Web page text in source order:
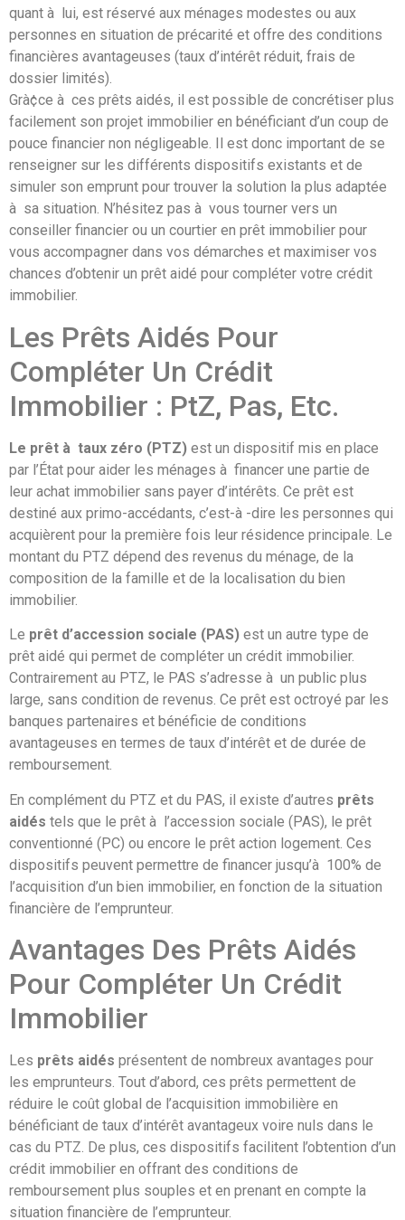
quant à lui, est réservé aux ménages modestes ou aux
personnes en situation de précarité et offre des conditions
financières avantageuses (taux d’intérêt réduit, frais de
dossier limités).
Grà¢ce à ces prêts aidés, il est possible de concrétiser plus
facilement son projet immobilier en bénéficiant d’un coup de
pouce financier non négligeable. Il est donc important de se
renseigner sur les différents dispositifs existants et de
simuler son emprunt pour trouver la solution la plus adaptée
à sa situation. N’hésitez pas à vous tourner vers un
conseiller financier ou un courtier en prêt immobilier pour
vous accompagner dans vos démarches et maximiser vos
chances d’obtenir un prêt aidé pour compléter votre crédit
immobilier.
Les Prêts Aidés Pour
Compléter Un Crédit
Immobilier : PtZ, Pas, Etc.
Le prêt à taux zéro (PTZ) est un dispositif mis en place
par l’État pour aider les ménages à financer une partie de
leur achat immobilier sans payer d’intérêts. Ce prêt est
destiné aux primo-accédants, c’est-à -dire les personnes qui
acquièrent pour la première fois leur résidence principale. Le
montant du PTZ dépend des revenus du ménage, de la
composition de la famille et de la localisation du bien
immobilier.
Le prêt d’accession sociale (PAS) est un autre type de
prêt aidé qui permet de compléter un crédit immobilier.
Contrairement au PTZ, le PAS s’adresse à un public plus
large, sans condition de revenus. Ce prêt est octroyé par les
banques partenaires et bénéficie de conditions
avantageuses en termes de taux d’intérêt et de durée de
remboursement.
En complément du PTZ et du PAS, il existe d’autres prêts
aidés tels que le prêt à l’accession sociale (PAS), le prêt
conventionné (PC) ou encore le prêt action logement. Ces
dispositifs peuvent permettre de financer jusqu’à 100% de
l’acquisition d’un bien immobilier, en fonction de la situation
financière de l’emprunteur.
Avantages Des Prêts Aidés
Pour Compléter Un Crédit
Immobilier
Les prêts aidés présentent de nombreux avantages pour
les emprunteurs. Tout d’abord, ces prêts permettent de
réduire le coût global de l’acquisition immobilière en
bénéficiant de taux d’intérêt avantageux voire nuls dans le
cas du PTZ. De plus, ces dispositifs facilitent l’obtention d’un
crédit immobilier en offrant des conditions de
remboursement plus souples et en prenant en compte la
situation financière de l’emprunteur.